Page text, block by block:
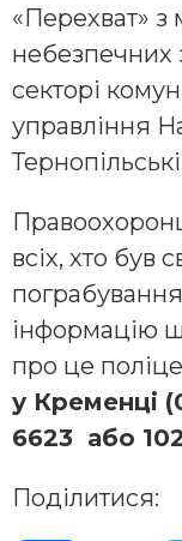
«Перехват»
небезпечних
секторі
управління
всіх, хто був
інформацію
про це
у Кременці
6623 або
Поділитися: